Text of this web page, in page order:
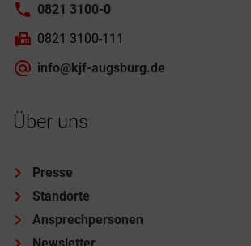
0821 3100-0
0821 3100-111
info@kjf-augsburg.de
Über uns
Presse
Standorte
Ansprechpersonen
Newsletter